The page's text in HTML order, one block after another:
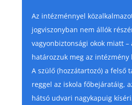
Az intézménnyel
jogviszonyban nem állók
vagyonbiztonsági okok miatt
határozzuk meg az intézmény
A szülő (hozzátartozó) a felső
reggel az iskola főbejáratáig,
hátsó udvari nagykapuig